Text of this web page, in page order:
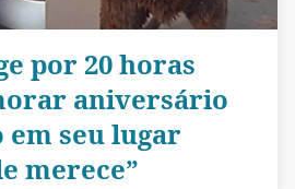
por 20 horas
aniversário
em seu lugar
merece”